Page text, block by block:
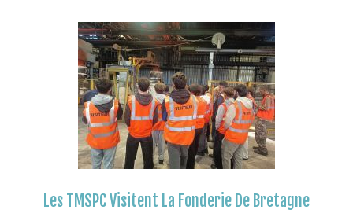
Les TMSPC Visitent La Fonderie De Bretagne